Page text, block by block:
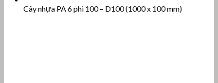
Cây nhựa PA 6 phi 100 – D100 (1000 x 100 mm)